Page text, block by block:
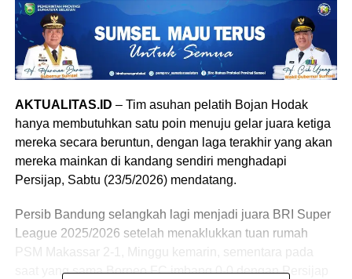
AKTUALITAS.ID – Tim asuhan pelatih Bojan Hodak
hanya membutuhkan satu poin menuju gelar juara ketiga
mereka secara beruntun, dengan laga terakhir yang akan
mereka mainkan di kandang sendiri menghadapi
Persijap, Sabtu (23/5/2026) mendatang.
Persib Bandung selangkah lagi menjadi juara BRI Super
League 2025/2026 setelah menaklukkan tuan rumah
PSM Makassar 2-1, Minggu kemarin, sementara pada
saat yang sama Borneo FC imbang 0-0 dengan Persijap